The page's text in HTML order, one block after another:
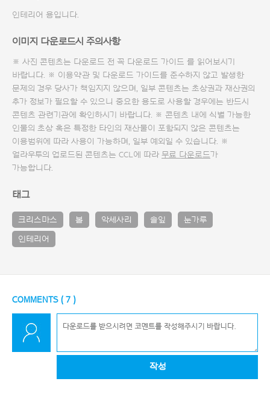
인테리어 용입니다.
이미지 다운로드시 주의사항
※ 사진 콘텐츠는 다운로드 전 꼭 다운로드 가이드 를 읽어보시기
바랍니다. ※ 이용약관 및 다운로드 가이드를 준수하지 않고 발생한
문제의 경우 당사가 책임지지 않으며, 일부 콘텐츠는 초상권과 재산권의
추가 정보가 필요할 수 있으니 중요한 용도로 사용할 경우에는 반드시
콘텐츠 관련기관에 확인하시기 바랍니다. ※ 콘텐츠 내에 식별 가능한
인물의 초상 혹은 특정한 타인의 재산물이 포함되지 않은 콘텐츠는
이용범위에 따라 사용이 가능하며, 일부 예외일 수 있습니다. ※
얼라우투의 업로드된 콘텐츠는 CCL에 따라 무료 다운로드가
가능합니다.
태그
크리스마스 볼 악세사리 솔잎 눈가루
인테리어
COMMENTS ( 7 )
작성